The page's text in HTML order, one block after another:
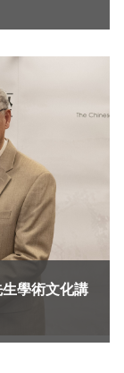
學術文化講